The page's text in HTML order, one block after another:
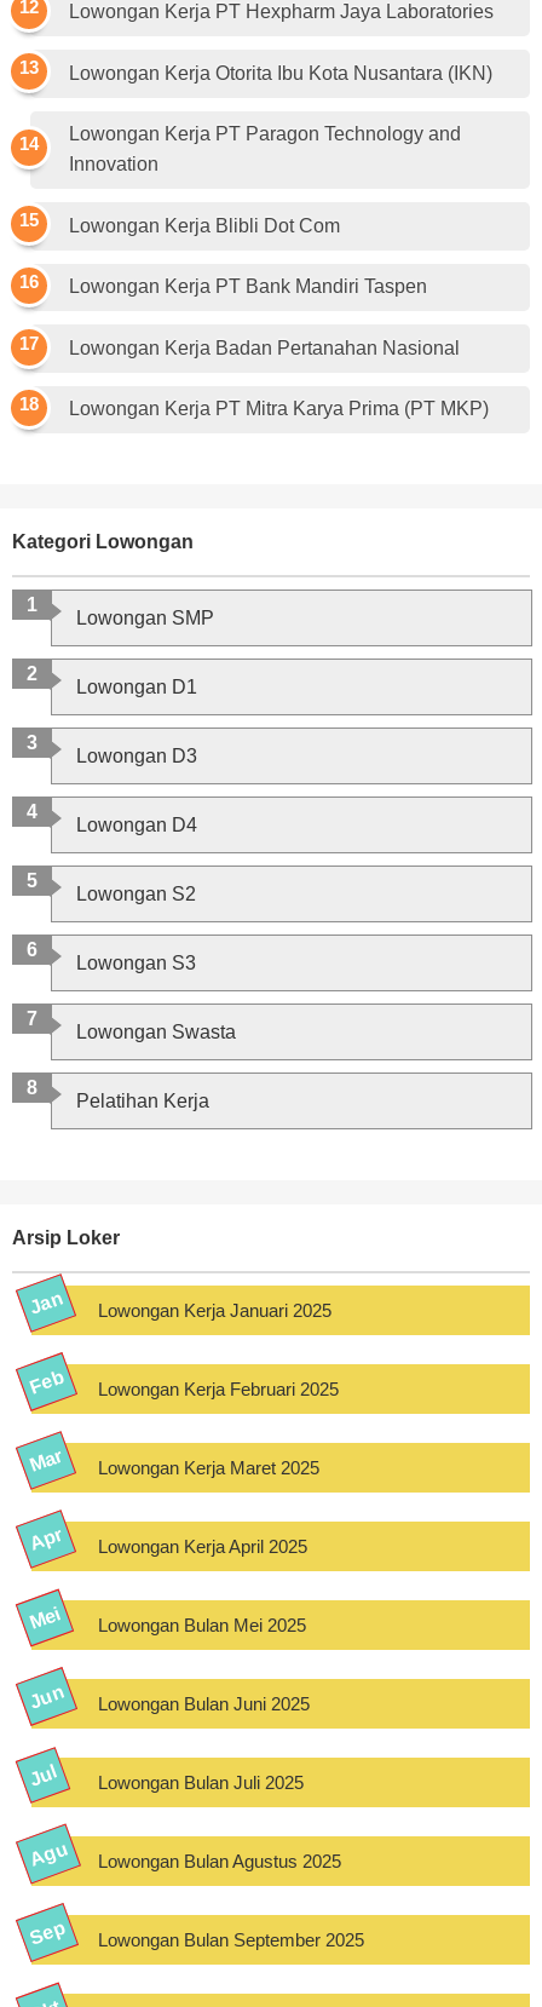
Lowongan Kerja PT Hexpharm Jaya Laboratories
Lowongan Kerja Otorita Ibu Kota Nusantara (IKN)
Lowongan Kerja PT Paragon Technology and
Innovation
Lowongan Kerja Blibli Dot Com
Lowongan Kerja PT Bank Mandiri Taspen
Lowongan Kerja Badan Pertanahan Nasional
Lowongan Kerja PT Mitra Karya Prima (PT MKP)
Kategori Lowongan
Lowongan SMP
Lowongan D1
Lowongan D3
Lowongan D4
Lowongan S2
Lowongan S3
Lowongan Swasta
Pelatihan Kerja
Arsip Loker
Lowongan Kerja Januari 2025
Lowongan Kerja Februari 2025
Lowongan Kerja Maret 2025
Lowongan Kerja April 2025
Lowongan Bulan Mei 2025
Lowongan Bulan Juni 2025
Lowongan Bulan Juli 2025
Lowongan Bulan Agustus 2025
Lowongan Bulan September 2025